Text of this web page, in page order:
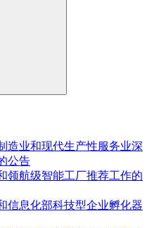
造业和现代生产性服务业深
公告
领航级智能工厂推荐工作的
信息化部科技型企业孵化器